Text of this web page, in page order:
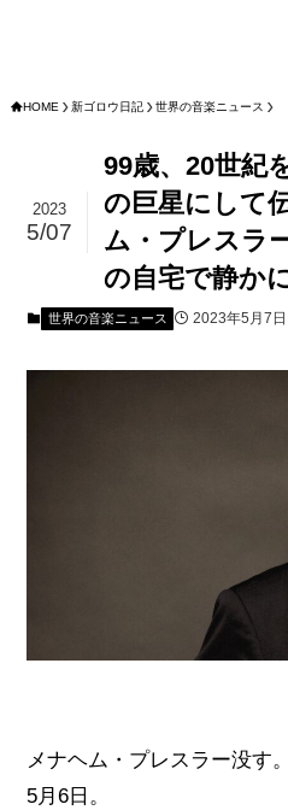
HOME 新ゴロウ日記 世界の音楽ニュース
99歳、20世紀
の巨星にして
ム・プレスラ
の自宅で静か
2023
5/07
世界の音楽ニュース 2023年5月7日
メナヘム・プレスラー没す
5月6日。